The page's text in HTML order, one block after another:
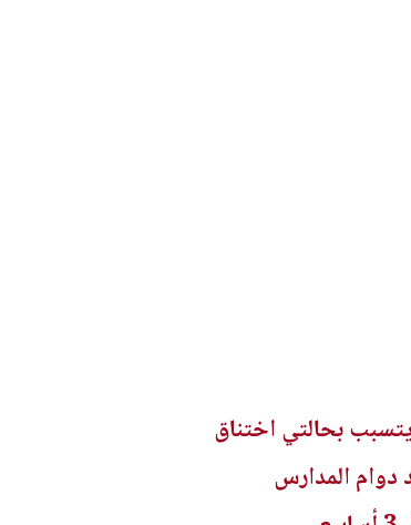
بحالتي اختناق
دوام المدارس